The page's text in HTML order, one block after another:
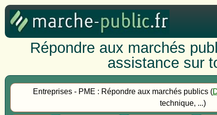
Répondre aux marchés
assistance sur
Entreprises - PME : Répondre aux marchés publics (
technique, ...)